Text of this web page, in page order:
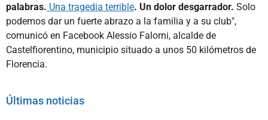
palabras. Una tragedia terrible. Un dolor desgarrador. Solo
podemos dar un fuerte abrazo a la familia y a su club",
comunicó en Facebook Alessio Falorni, alcalde de
Castelfiorentino, municipio situado a unos 50 kilómetros de
Florencia.
Últimas noticias